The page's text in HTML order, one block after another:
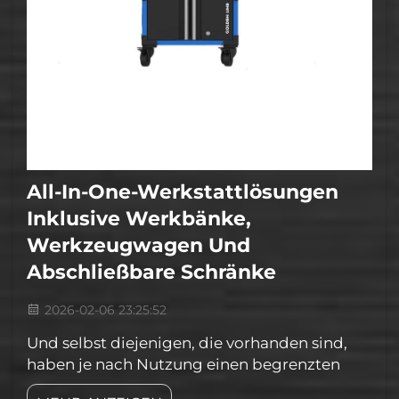
All-In-One-Werkstattlösungen
Inklusive Werkbänke,
Werkzeugwagen Und
Abschließbare Schränke
2026-02-06 23:25:52
Und selbst diejenigen, die vorhanden sind,
haben je nach Nutzung einen begrenzten
Nutzen. Werkstattlösungen, die Werkbänke,